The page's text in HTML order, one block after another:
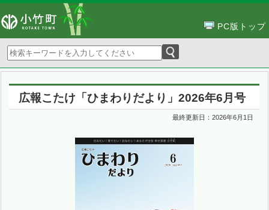
PC版トップ
広報こたけ「ひまわりだより」2026年6月号
最終更新日：2026年6月1日